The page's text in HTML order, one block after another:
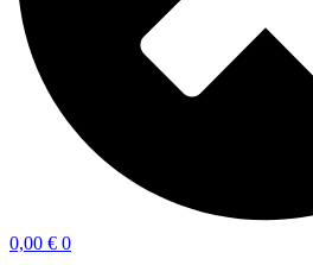
0,00 € 0